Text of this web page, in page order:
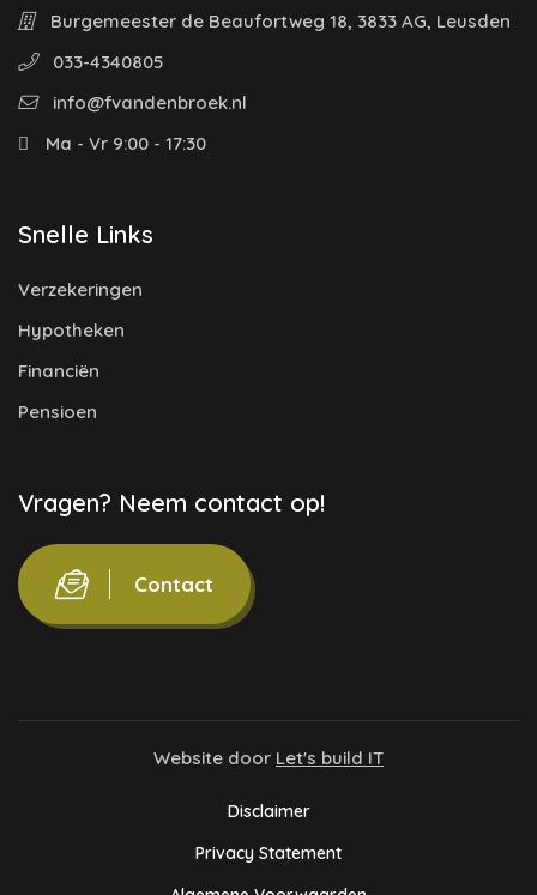
Burgemeester de Beaufortweg 18, 3833 AG, Leusden
033-4340805
info@fvandenbroek.nl
Ma - Vr 9:00 - 17:30
Snelle Links
Verzekeringen
Hypotheken
Financiën
Pensioen
Vragen? Neem contact op!
Contact
Website door Let's build IT
Disclaimer
Privacy Statement